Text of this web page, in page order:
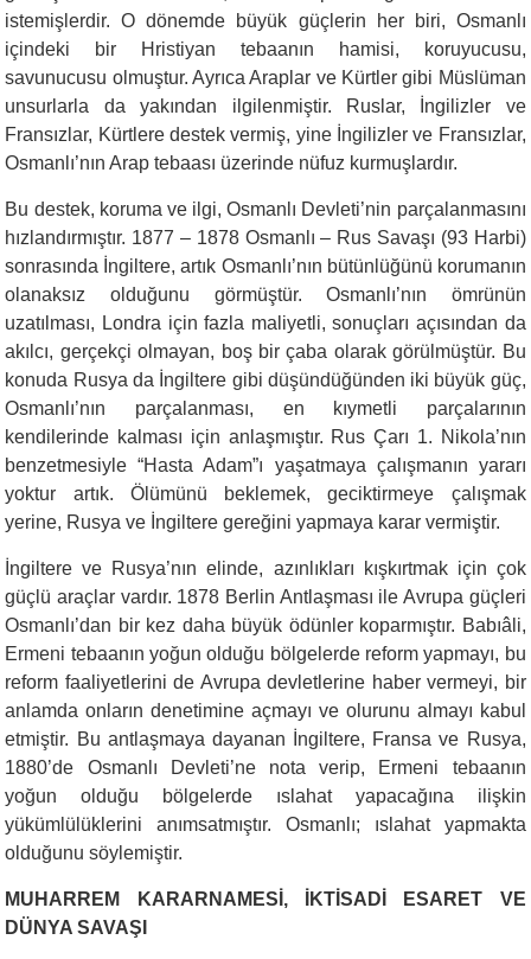
istemişlerdir. O dönemde büyük güçlerin her biri, Osmanlı
içindeki bir Hristiyan tebaanın hamisi, koruyucusu,
savunucusu olmuştur. Ayrıca Araplar ve Kürtler gibi Müslüman
unsurlarla da yakından ilgilenmiştir. Ruslar, İngilizler ve
Fransızlar, Kürtlere destek vermiş, yine İngilizler ve Fransızlar,
Osmanlı’nın Arap tebaası üzerinde nüfuz kurmuşlardır.
Bu destek, koruma ve ilgi, Osmanlı Devleti’nin parçalanmasını
hızlandırmıştır. 1877 – 1878 Osmanlı – Rus Savaşı (93 Harbi)
sonrasında İngiltere, artık Osmanlı’nın bütünlüğünü korumanın
olanaksız olduğunu görmüştür. Osmanlı’nın ömrünün
uzatılması, Londra için fazla maliyetli, sonuçları açısından da
akılcı, gerçekçi olmayan, boş bir çaba olarak görülmüştür. Bu
konuda Rusya da İngiltere gibi düşündüğünden iki büyük güç,
Osmanlı’nın parçalanması, en kıymetli parçalarının
kendilerinde kalması için anlaşmıştır. Rus Çarı 1. Nikola’nın
benzetmesiyle “Hasta Adam”ı yaşatmaya çalışmanın yararı
yoktur artık. Ölümünü beklemek, geciktirmeye çalışmak
yerine, Rusya ve İngiltere gereğini yapmaya karar vermiştir.
İngiltere ve Rusya’nın elinde, azınlıkları kışkırtmak için çok
güçlü araçlar vardır. 1878 Berlin Antlaşması ile Avrupa güçleri
Osmanlı’dan bir kez daha büyük ödünler koparmıştır. Babıâli,
Ermeni tebaanın yoğun olduğu bölgelerde reform yapmayı, bu
reform faaliyetlerini de Avrupa devletlerine haber vermeyi, bir
anlamda onların denetimine açmayı ve olurunu almayı kabul
etmiştir. Bu antlaşmaya dayanan İngiltere, Fransa ve Rusya,
1880’de Osmanlı Devleti’ne nota verip, Ermeni tebaanın
yoğun olduğu bölgelerde ıslahat yapacağına ilişkin
yükümlülüklerini anımsatmıştır. Osmanlı; ıslahat yapmakta
olduğunu söylemiştir.
MUHARREM KARARNAMESİ, İKTİSADİ ESARET VE
DÜNYA SAVAŞI